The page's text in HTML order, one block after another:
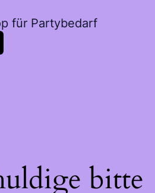
für Partybedarf
bitte